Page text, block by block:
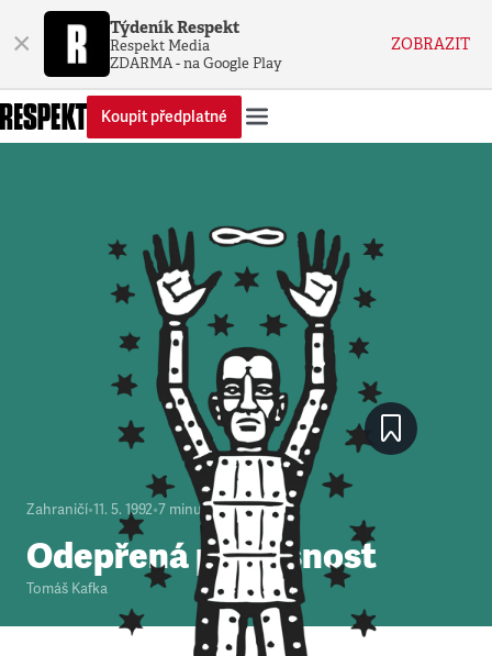
× Týdeník Respekt
Respekt Media
ZDARMA - na Google Play
ZOBRAZIT
Koupit předplatné
Zahraničí•11. 5. 1992•7 minut
Odepřená poslušnost
Tomáš Kafka